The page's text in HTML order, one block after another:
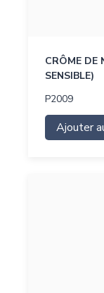
CRÔME DE
SENSIBLE)
P2009
Ajouter